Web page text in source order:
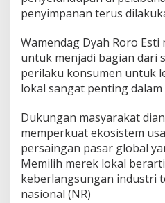
penyimpanan terus
Wamendag Dyah Roro
untuk menjadi bagian dari
perilaku konsumen untuk
lokal sangat penting dalam
Dukungan masyarakat
memperkuat ekosistem
persaingan pasar global
Memilih merek lokal
keberlangsungan industri
nasional (NR)